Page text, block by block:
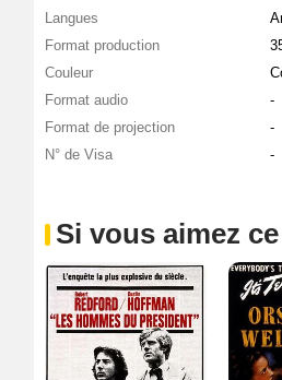
Langues
Format production
Couleur
Format audio
-
Format de projection
-
N° de Visa
-
Si vous aimez